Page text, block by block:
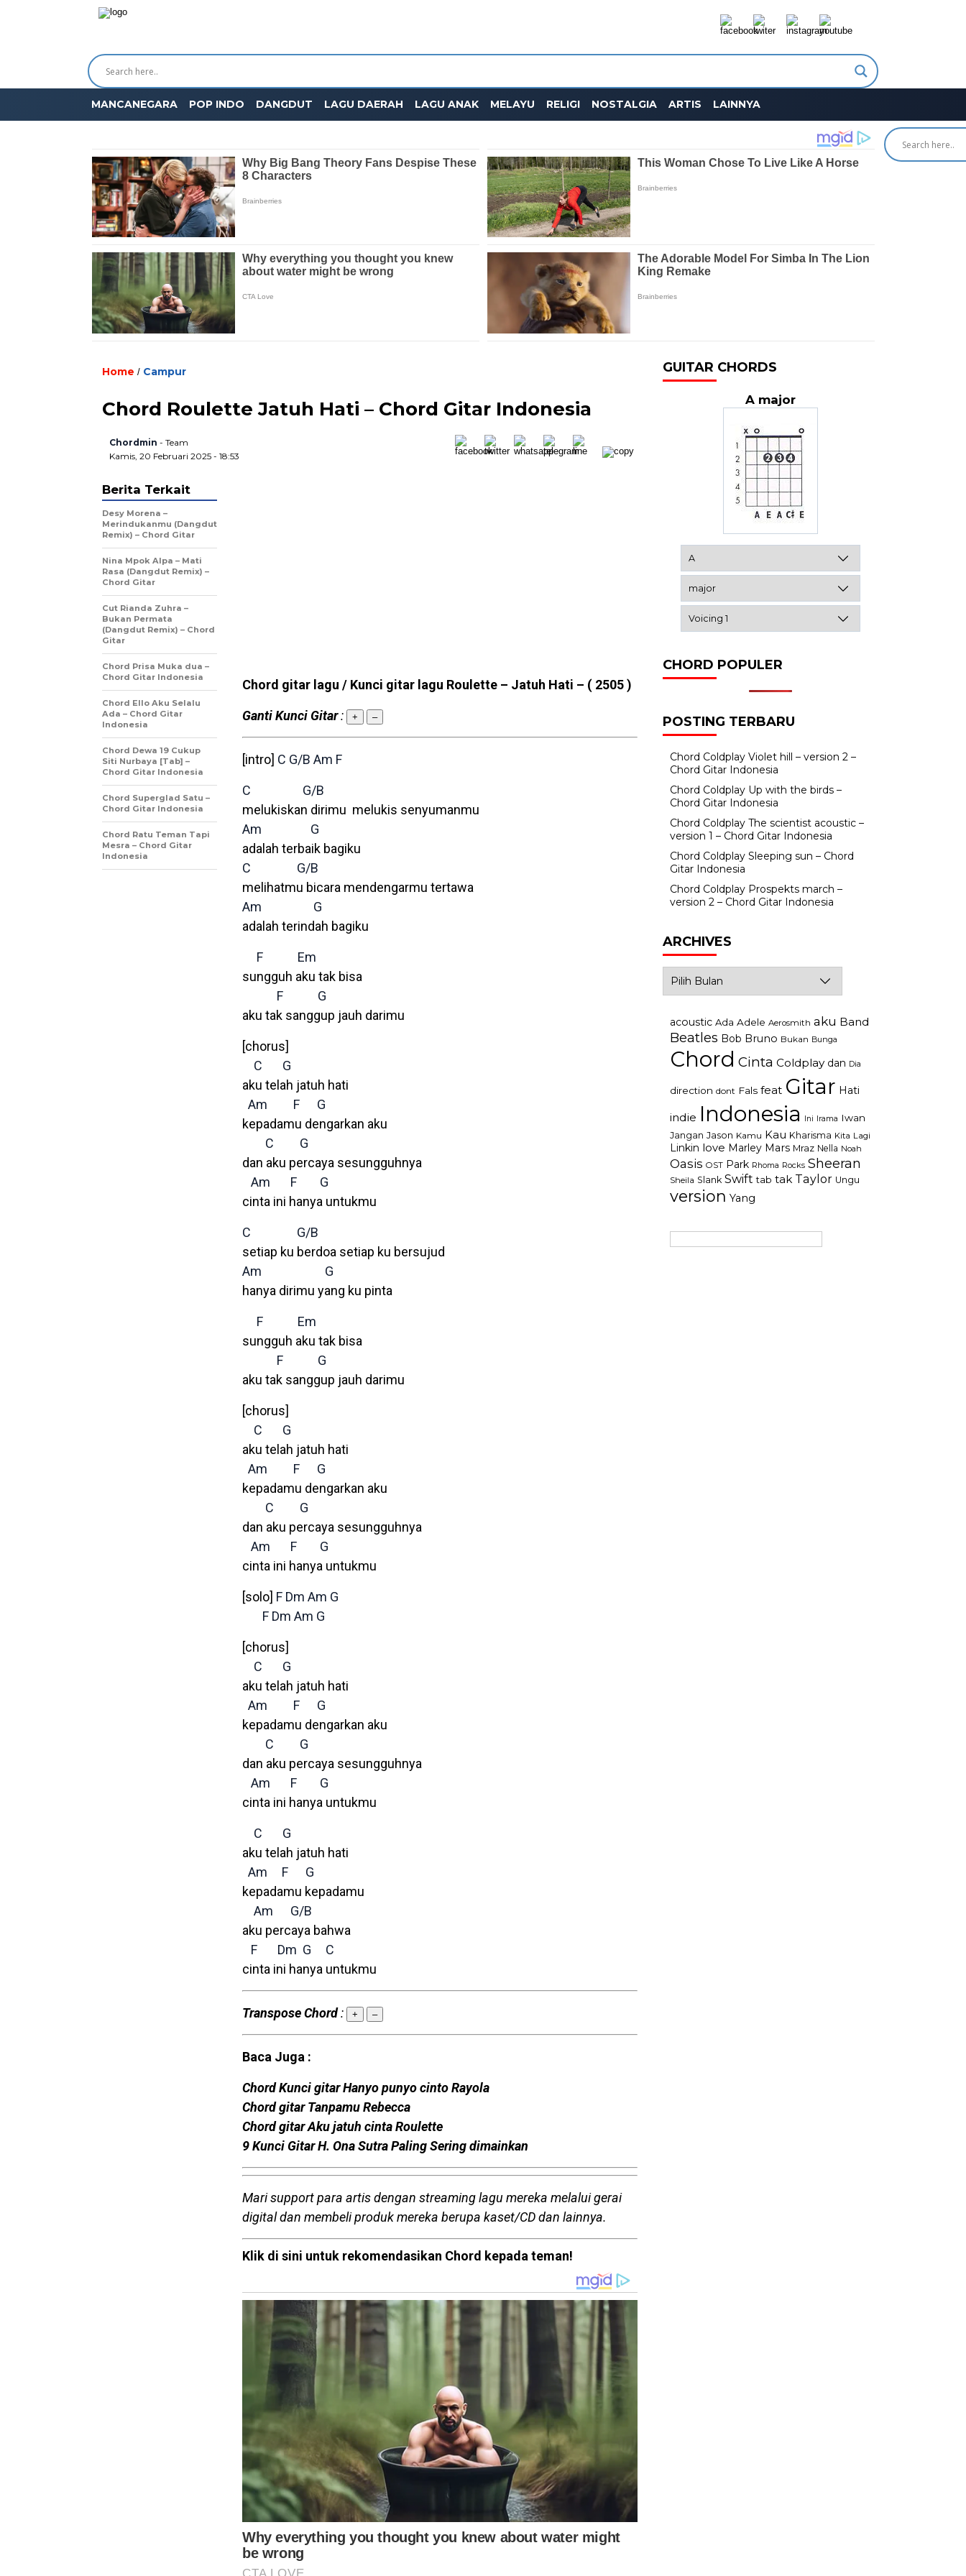
MANCANEGARA POP INDO DANGDUT LAGU DAERAH LAGU ANAK MELAYU RELIGI NOSTALGIA ARTIS LAINNYA
Home / Campur
Chord Roulette Jatuh Hati – Chord Gitar Indonesia
Chordmin - Team
Kamis, 20 Februari 2025 - 18:53
Chord gitar lagu / Kunci gitar lagu Roulette – Jatuh Hati – ( 2505 )
Ganti Kunci Gitar: + –
[intro] C G/B Am F
C
G/B
melukiskan dirimu melukis senyumanmu
Am
G
adalah terbaik bagiku
C
G/B
melihatmu bicara mendengarmu tertawa
Am
G
adalah terindah bagiku
F
Em
sungguh aku tak bisa
F
G
aku tak sanggup jauh darimu
[chorus]
C
G
aku telah jatuh hati
Am
F
G
kepadamu dengarkan aku
C
G
dan aku percaya sesungguhnya
Am
F
G
cinta ini hanya untukmu
C
G/B
setiap ku berdoa setiap ku bersujud
Am
G
hanya dirimu yang ku pinta
F
Em
sungguh aku tak bisa
F
G
aku tak sanggup jauh darimu
[chorus]
C
G
aku telah jatuh hati
Am
F
G
kepadamu dengarkan aku
C
G
dan aku percaya sesungguhnya
Am
F
G
cinta ini hanya untukmu
[solo] F Dm Am G
F Dm Am G
[chorus]
C
G
aku telah jatuh hati
Am
F
G
kepadamu dengarkan aku
C
G
dan aku percaya sesungguhnya
Am
F
G
cinta ini hanya untukmu
C
G
aku telah jatuh hati
Am
F
G
kepadamu kepadamu
Am
G/B
aku percaya bahwa
F
Dm G
C
cinta ini hanya untukmu
Transpose Chord: + –
Baca Juga :
Chord Kunci gitar Hanyo punyo cinto Rayola
Chord gitar Tanpamu Rebecca
Chord gitar Aku jatuh cinta Roulette
9 Kunci Gitar H. Ona Sutra Paling Sering dimainkan
Mari support para artis dengan streaming lagu mereka melalui gerai
digital dan membeli produk mereka berupa kaset/CD dan lainnya.
Klik di sini untuk rekomendasikan Chord kepada teman!
Berita Terkait
Desy Morena –
Merindukanmu (Dangdut
Remix) – Chord Gitar
Nina Mpok Alpa – Mati
Rasa (Dangdut Remix) –
Chord Gitar
Cut Rianda Zuhra –
Bukan Permata
(Dangdut Remix) – Chord
Gitar
Chord Prisa Muka dua –
Chord Gitar Indonesia
Chord Ello Aku Selalu
Ada – Chord Gitar
Indonesia
Chord Dewa 19 Cukup
Siti Nurbaya [Tab] –
Chord Gitar Indonesia
Chord Superglad Satu –
Chord Gitar Indonesia
Chord Ratu Teman Tapi
Mesra – Chord Gitar
Indonesia
GUITAR CHORDS
A major
CHORD POPULER
POSTING TERBARU
Chord Coldplay Violet hill – version 2 –
Chord Gitar Indonesia
Chord Coldplay Up with the birds –
Chord Gitar Indonesia
Chord Coldplay The scientist acoustic –
version 1 – Chord Gitar Indonesia
Chord Coldplay Sleeping sun – Chord
Gitar Indonesia
Chord Coldplay Prospekts march –
version 2 – Chord Gitar Indonesia
ARCHIVES
acoustic Ada Adele Aerosmith aku Band
Beatles Bob Bruno Bukan Bunga
Chord Cinta Coldplay dan Dia
direction dont Fals feat Gitar Hati
indie Indonesia Ini Irama Iwan
Jangan Jason Kamu Kau Kharisma Kita Lagi
Linkin love Marley Mars Mraz Nella Noah
Oasis OST Park Rhoma Rocks Sheeran
Sheila Slank Swift tab tak Taylor Ungu
version Yang